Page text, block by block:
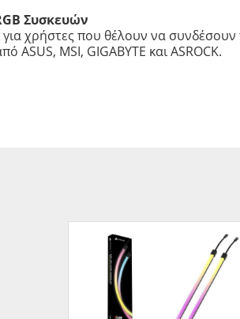
Συσκευών
χρήστες που θέλουν να
MSI, GIGABYTE και ASROCK.